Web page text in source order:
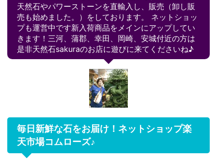
天然石やパワーストーンを直輸入し、販売（卸し販
売も始めました。）をしております。 ネットショッ
プも運営中です新入荷商品をメインにアップしてい
きます！三河、蒲郡、幸田、岡崎、安城付近の方は
是非天然石sakuraのお店に遊びに来てくださいね♪
毎日新鮮な石をお届け！ネットショップ楽
天市場コムローズ♪